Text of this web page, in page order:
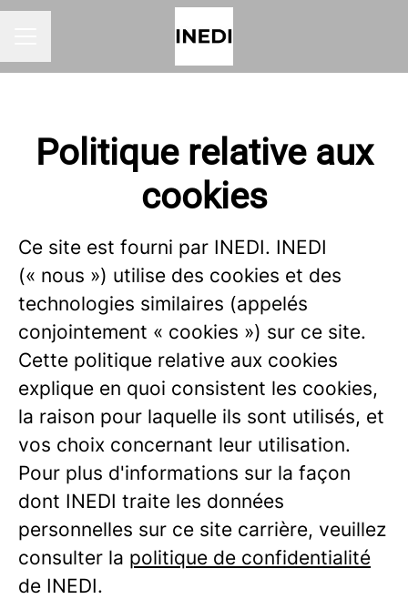
Politique relative aux
cookies
Ce site est fourni par INEDI. INEDI
(« nous ») utilise des cookies et des
technologies similaires (appelés
conjointement « cookies ») sur ce site.
Cette politique relative aux cookies
explique en quoi consistent les cookies,
la raison pour laquelle ils sont utilisés, et
vos choix concernant leur utilisation.
Pour plus d'informations sur la façon
dont INEDI traite les données
personnelles sur ce site carrière, veuillez
consulter la politique de confidentialité
de INEDI.